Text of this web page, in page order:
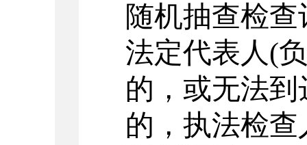
随机抽查检
法定代表人(
的，或无法
的，执法检